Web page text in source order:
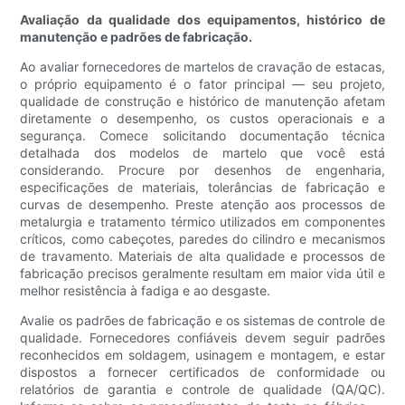
Avaliação da qualidade dos equipamentos, histórico de
manutenção e padrões de fabricação.
Ao avaliar fornecedores de martelos de cravação de estacas,
o próprio equipamento é o fator principal — seu projeto,
qualidade de construção e histórico de manutenção afetam
diretamente o desempenho, os custos operacionais e a
segurança. Comece solicitando documentação técnica
detalhada dos modelos de martelo que você está
considerando. Procure por desenhos de engenharia,
especificações de materiais, tolerâncias de fabricação e
curvas de desempenho. Preste atenção aos processos de
metalurgia e tratamento térmico utilizados em componentes
críticos, como cabeçotes, paredes do cilindro e mecanismos
de travamento. Materiais de alta qualidade e processos de
fabricação precisos geralmente resultam em maior vida útil e
melhor resistência à fadiga e ao desgaste.
Avalie os padrões de fabricação e os sistemas de controle de
qualidade. Fornecedores confiáveis ​​devem seguir padrões
reconhecidos em soldagem, usinagem e montagem, e estar
dispostos a fornecer certificados de conformidade ou
relatórios de garantia e controle de qualidade (QA/QC).